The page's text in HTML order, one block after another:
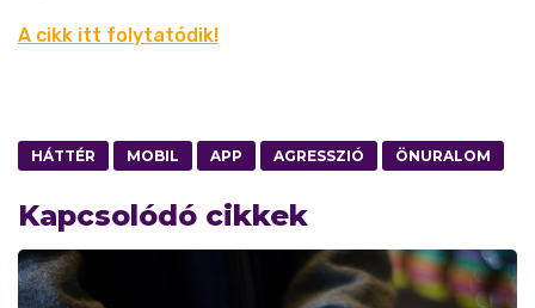
A cikk itt folytatódik!
HÁTTÉR MOBIL APP AGRESSZIÓ ÖNURALOM
Kapcsolódó cikkek